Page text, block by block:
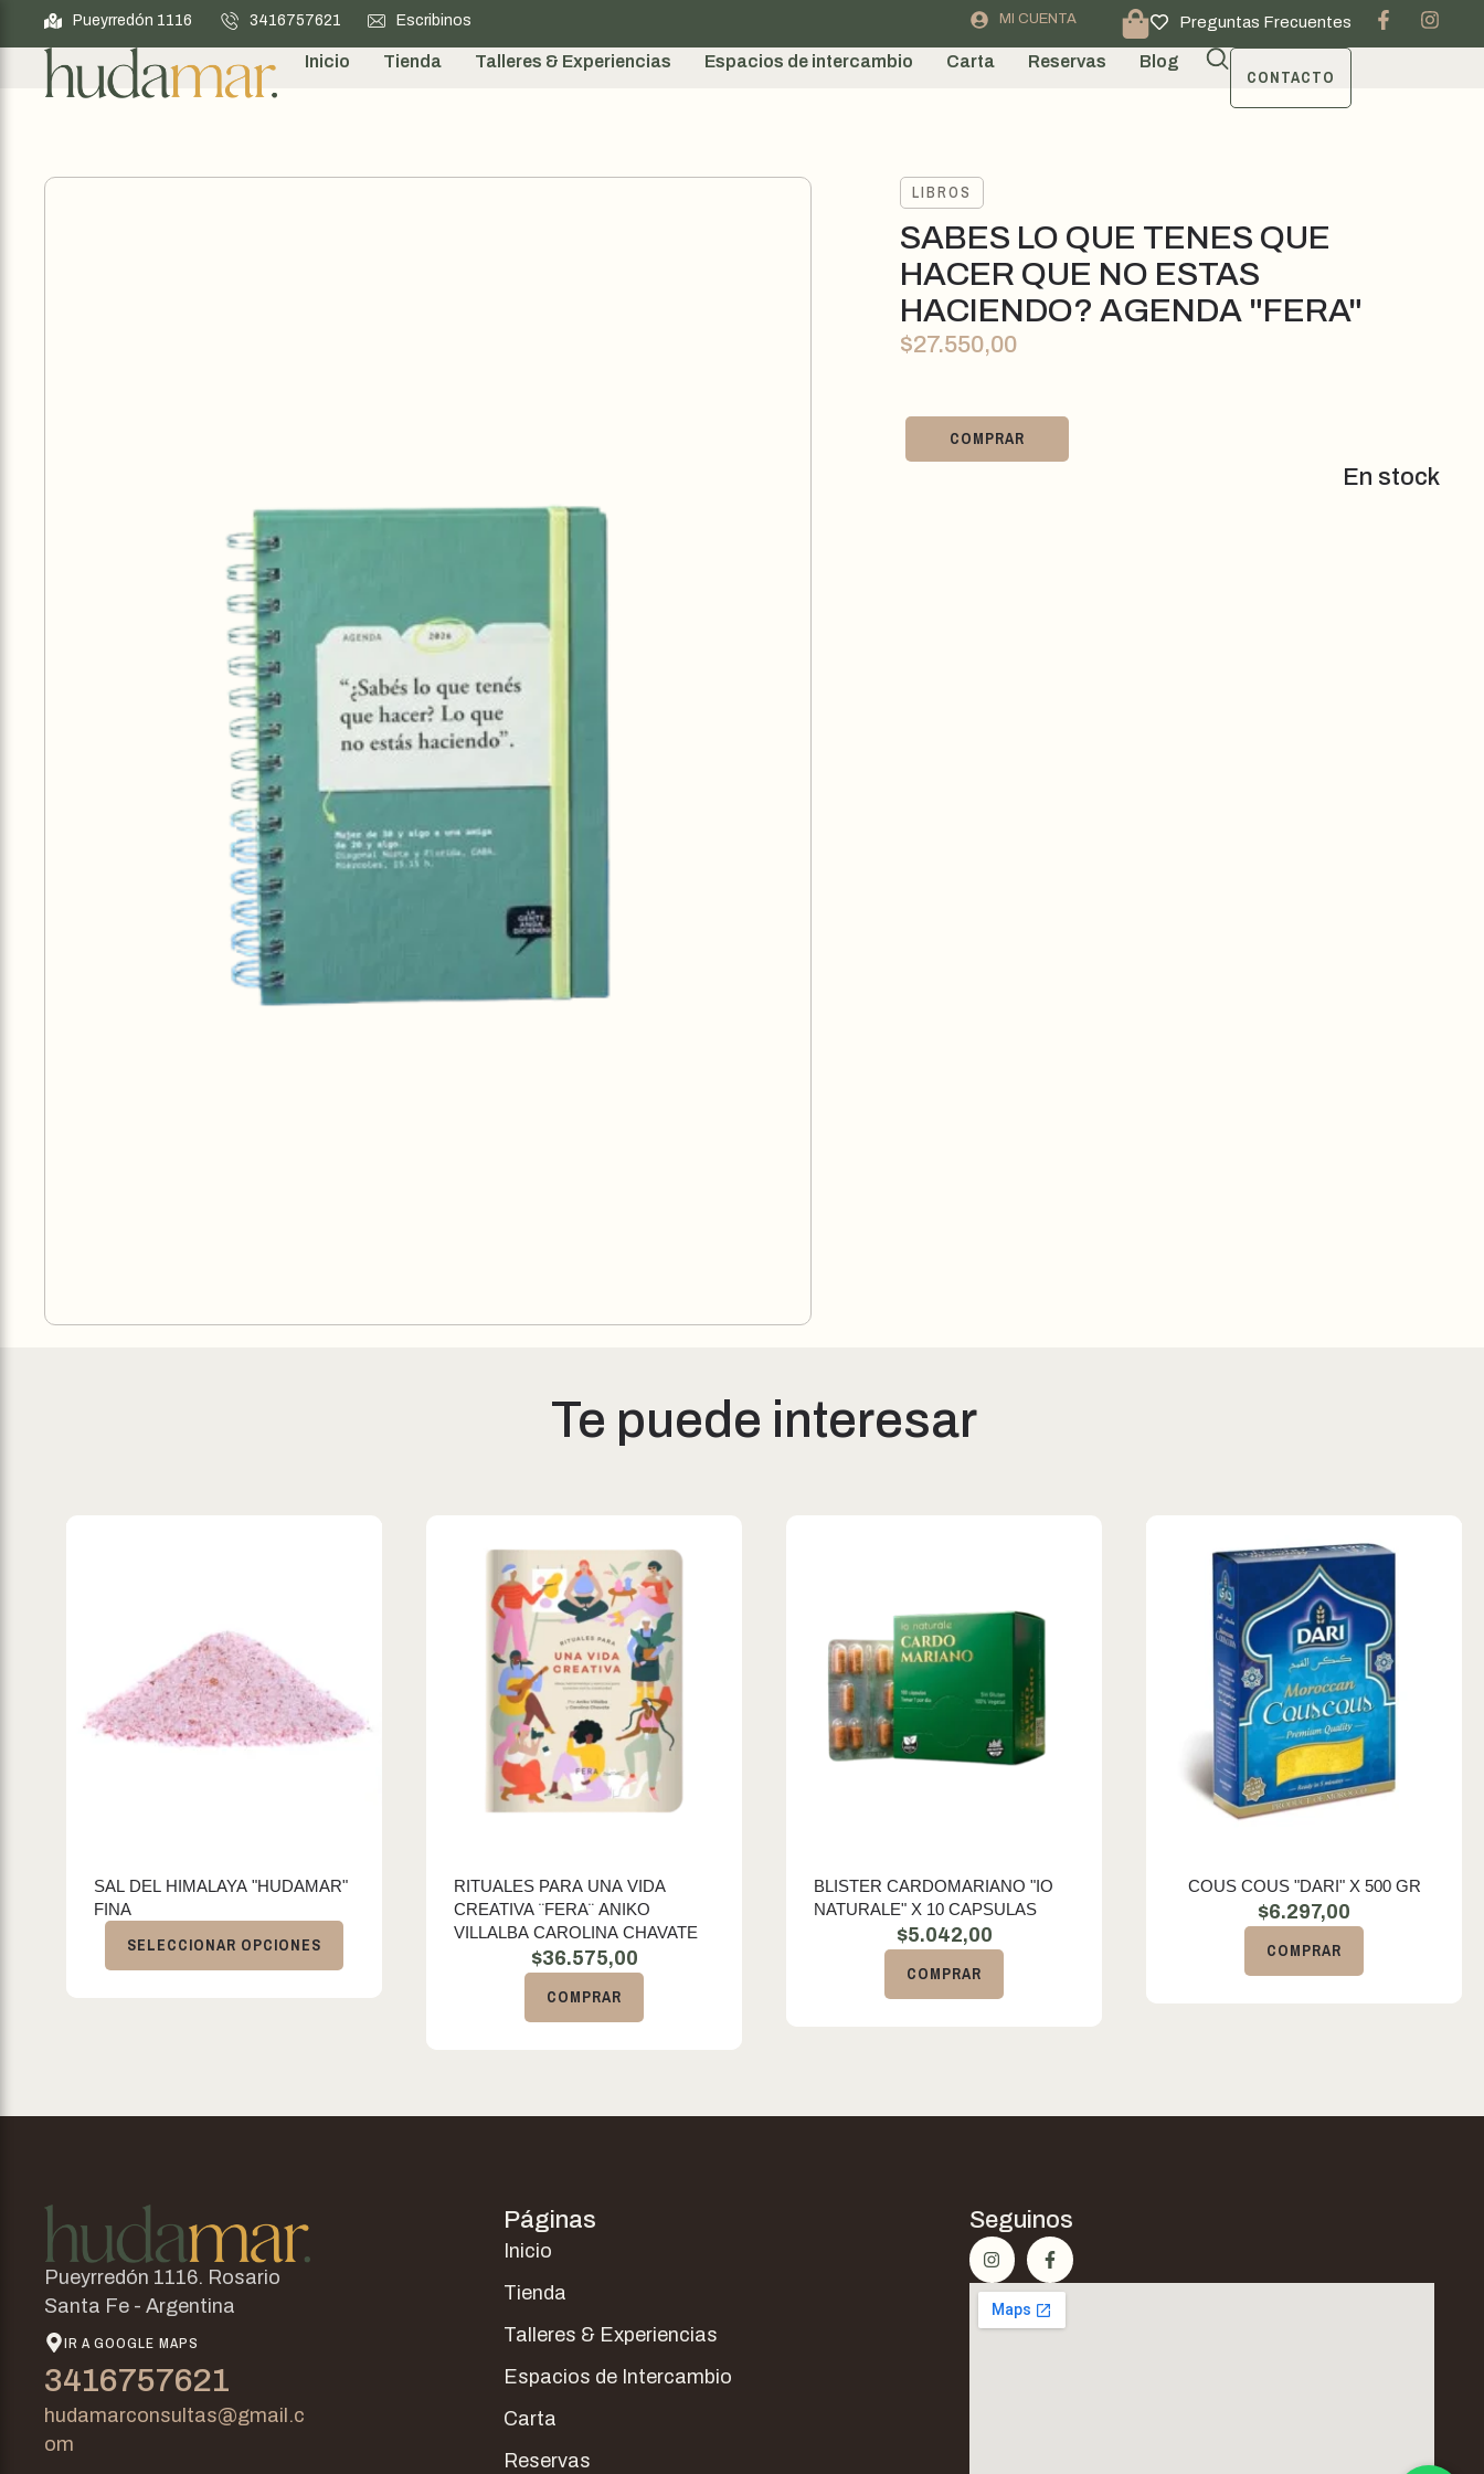
Pueyrredón 1116 3416757621 Escribinos MI CUENTA Preguntas Frecuentes
Inicio Tienda Talleres & Experiencias Espacios de intercambio Carta Reservas Blog
CONTACTO
LIBROS
SABES LO QUE TENES QUE
HACER QUE NO ESTAS
HACIENDO? AGENDA "FERA"
$27.550,00
COMPRAR
En stock
Te puede interesar
SAL DEL HIMALAYA "HUDAMAR"
FINA
SELECCIONAR OPCIONES
RITUALES PARA UNA VIDA
CREATIVA ¨FERA¨ ANIKO
VILLALBA CAROLINA CHAVATE
$36.575,00
COMPRAR
BLISTER CARDOMARIANO "IO
NATURALE" X 10 CAPSULAS
$5.042,00
COMPRAR
COUS COUS "DARI" X 500 GR
$6.297,00
COMPRAR
Pueyrredón 1116. Rosario
Santa Fe - Argentina
IR A GOOGLE MAPS
3416757621
hudamarconsultas@gmail.c
om
Páginas
Inicio
Tienda
Talleres & Experiencias
Espacios de Intercambio
Carta
Reservas
Seguinos